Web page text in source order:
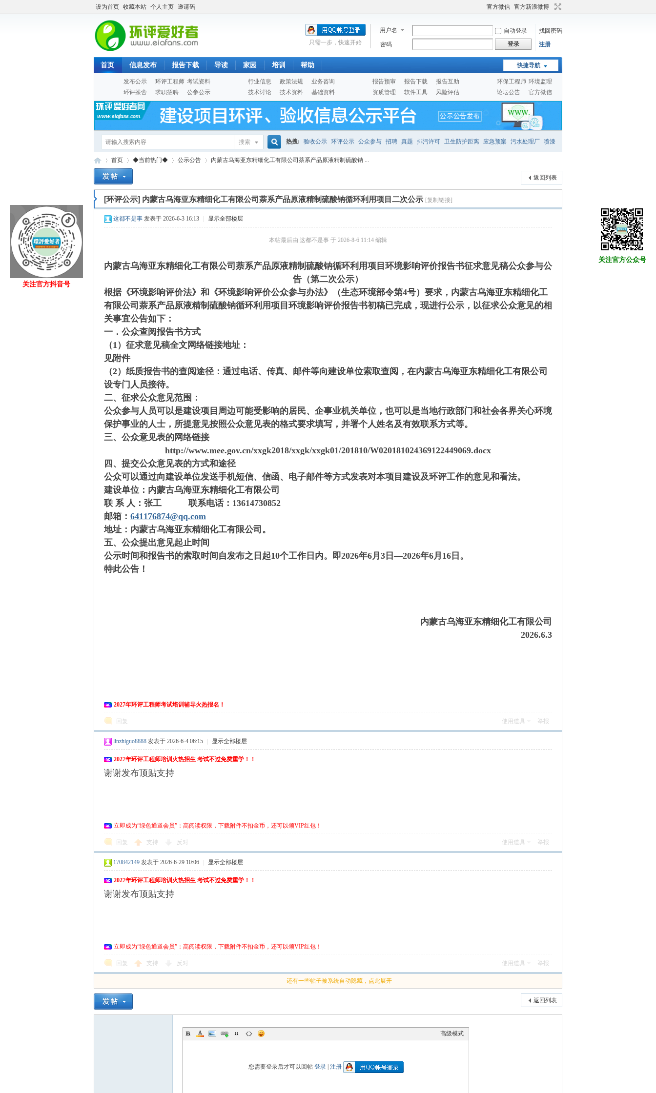
设为首页 收藏本站 个人主页 邀请码 官方微信 官方新浪微博
用户名 自动登录
找回密码
密码
登录 注册
只需一步，快速开始
快捷导航
首页 信息发布 报告下载 导读 家园 培训 帮助
发布公示 环评工程师 考试资料
环评茶舍
求职招聘 公参公示
行业信息 政策法规
业务咨询
技术讨论
技术资料 基础资料
报告预审 报告下载
报告互助
资质管理
软件工具 风险评估
环保工程师 环境监理
论坛公告
官方微信
搜索
搜
索
热搜: 验收公示 环评公示 公众参与 招聘 真题 排污许可 卫生防护距离 应急预案 污水处理厂 喷漆
噪声预测 医院 公路 陶瓷 案例
Eia
首页
›
◆当前热门◆
›
公示公告
›
内蒙古乌海亚东精细化工有限公司萘系产品原液精制硫酸钠 ...
返回列表
[环评公示] 内蒙古乌海亚东精细化工有限公司萘系产品原液精制硫酸钠循环利用项目二次公示 [复制链接]
这都不是事 发表于 2026-6-3 16:13 显示全部楼层
本帖最后由 这都不是事 于 2026-8-6 11:14 编辑
内蒙古乌海亚东精细化工有限公司萘系产品原液精制硫酸钠循环利用项目 环境影响评价报告书征求意见稿公众参与公
告 （第二次公示）
根据《环境影响评价法》和《环境影响评价公众参与办法》（生态环境部令第4号）要求，内蒙古乌海亚东精细化工
有限公司 萘系产品原液精制硫酸钠循环利用项目 环境影响评价报告书初稿已完成，现进行公示，以征求公众意见的相
关事宜公告如下：
一．公众查阅报告书方式
（1）征求意见稿全文网络链接地址：
见附件
（2）纸质报告书的查阅途径：通过电话、传真、邮件等向建设单位索取查阅，在内蒙古乌海亚东精细化工有限公司
设专门人员接待。
二、征求公众意见范围：
公众参与人员可以是建设项目周边可能受影响的居民、企事业机关单位，也可以是当地行政部门和社会各界关心环境
保护事业的人士，所提意见按照公众意见表的格式要求填写，并署个人姓名及有效联系方式等。
三、公众意见表的网络链接
http://www.mee.gov.cn/xxgk2018/xxgk/xxgk01/201810/W020181024369122449069.docx
四、提交公众意见表的方式和途径
公众可以通过向建设单位发送手机短信、信函、电子邮件等方式发表对本项目建设及环评工作的意见和看法。
建设单位：内蒙古乌海亚东精细化工有限公司
联 系 人：张工 联系电话：13614730852
邮箱： 641176874@qq.com
地址：内蒙古乌海亚东精细化工有限公司。
五、公众提出意见起止时间
公示时间和报告书的索取时间自发布之日起10个工作日内。即2026年6月3日—2026年6月16日。
特此公告！
内蒙古乌海亚东精细化工有限公司
2026.6.3
2027年环评工程师考试培训辅导火热报名！
回复 使用道具 举报
linzhiguo8888 发表于 2026-6-4 06:15 显示全部楼层
2027年环评工程师培训火热招生 考试不过免费重学！！
谢谢发布顶贴支持
立即成为“绿色通道会员”：高阅读权限，下载附件不扣金币，还可以领VIP红包！
回复 支持 反对 使用道具 举报
170842149 发表于 2026-6-29 10:06 显示全部楼层
2027年环评工程师培训火热招生 考试不过免费重学！！
谢谢发布顶贴支持
立即成为“绿色通道会员”：高阅读权限，下载附件不扣金币，还可以领VIP红包！
回复 支持 反对 使用道具 举报
还有一些帖子被系统自动隐藏，点此展开
返回列表
高级模式
您需要登录后才可以回帖 登录| 注册
关注官方公众号
关注官方抖音号